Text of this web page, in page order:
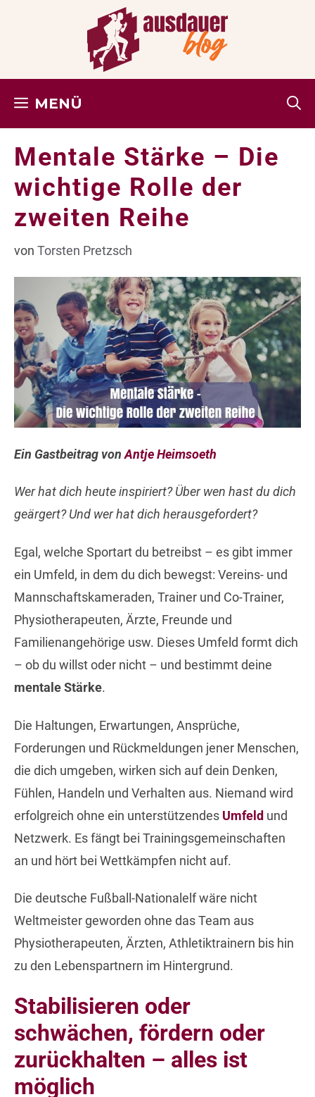
MENÜ
Mentale Stärke – Die
wichtige Rolle der
zweiten Reihe
von Torsten Pretzsch
Ein Gastbeitrag vonAntje Heimsoeth
Wer hat dich heute inspiriert? Über wen hast du dich
geärgert? Und wer hat dich herausgefordert?
Egal, welche Sportart du betreibst – es gibt immer
ein Umfeld, in dem du dich bewegst: Vereins- und
Mannschaftskameraden, Trainer und Co-Trainer,
Physiotherapeuten, Ärzte, Freunde und
Familienangehörige usw. Dieses Umfeld formt dich
– ob du willst oder nicht – und bestimmt deine
mentale Stärke.
Die Haltungen, Erwartungen, Ansprüche,
Forderungen und Rückmeldungen jener Menschen,
die dich umgeben, wirken sich auf dein Denken,
Fühlen, Handeln und Verhalten aus. Niemand wird
erfolgreich ohne ein unterstützendes Umfeld und
Netzwerk. Es fängt bei Trainingsgemeinschaften
an und hört bei Wettkämpfen nicht auf.
Die deutsche Fußball-Nationalelf wäre nicht
Weltmeister geworden ohne das Team aus
Physiotherapeuten, Ärzten, Athletiktrainern bis hin
zu den Lebenspartnern im Hintergrund.
Stabilisieren oder
schwächen, fördern oder
zurückhalten – alles ist
möglich